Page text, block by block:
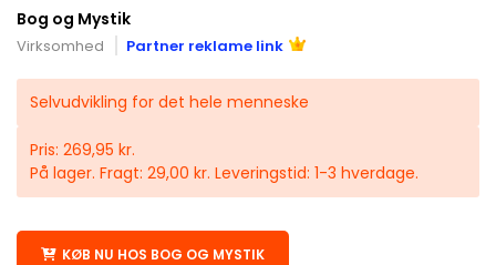
Bog og Mystik
Virksomhed Partner reklame link
Selvudvikling for det hele menneske
Pris: 269,95 kr.
På lager. Fragt: 29,00 kr. Leveringstid: 1-3 hverdage.
KØB NU HOS BOG OG MYSTIK